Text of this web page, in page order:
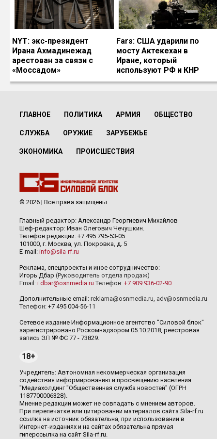
NYT: экс-президент
Ирана Ахмадинежад
арестован за связи с
«Моссадом»
Fars: США ударили по
мосту Актекехан в
Иране, который
используют РФ и КНР
ГЛАВНОЕ ПОЛИТИКА АРМИЯ ОБЩЕСТВО
СЛУЖБА ОРУЖИЕ ЗАРУБЕЖЬЕ
ЭКОНОМИКА ПРОИСШЕСТВИЯ
© 2026 | Все права защищены
Главный редактор: Александр Георгиевич Михайлов
Шеф-редактор: Иван Олегович Чечушкин.
Телефон редакции: +7 495 795-53-05
101000, г. Москва, ул. Покровка, д. 5
E-mail: info@sila-rf.ru
Реклама, спецпроекты и иное сотрудничество:
Игорь Дбар (Руководитель отдела продаж)
Email: i.dbar@osnmedia.ru Телефон: +7 909 936-02-90
Дополнительные email: reklama@osnmedia.ru, adv@osnmedia.ru
Телефон: +7 495 004-56-11
Сетевое издание Информационное агентство "Силовой блок"
зарегистрировано Роскомнадзором 05.10.2018, реестровая
запись ЭЛ № ФС 77 - 73829.
18+
Учредитель: Автономная некоммерческая организация
содействия информированию и просвещению населения
"Медиахолдинг "Общественная служба новостей" (ОГРН
1187700006328).
Мнение редакции может не совпадать с мнением авторов.
При перепечатке или цитировании материалов сайта Sila-rf.ru
ссылка на источник обязательна, при использовании в
Интернет-изданиях и на сайтах обязательна прямая
гиперссылка на сайт Sila-rf.ru.